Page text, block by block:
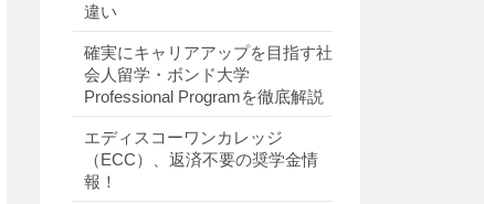
違い
確実にキャリアアップを目指す社
会人留学・ボンド大学
Professional Programを徹底解説
エディスコーワンカレッジ
（ECC）、返済不要の奨学金情
報！